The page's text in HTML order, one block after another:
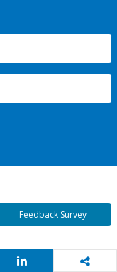
Feedback Survey